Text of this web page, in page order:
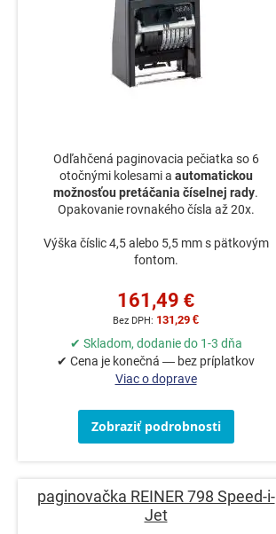
Odľahčená paginovacia pečiatka so 6
otočnými kolesami a automatickou
možnosťou pretáčania číselnej rady.
Opakovanie rovnakého čísla až 20x.
Výška číslic 4,5 alebo 5,5 mm s pätkovým
fontom.
161,49 €
131,29 €
✔ Skladom, dodanie do 1-3 dňa
✔ Cena je konečná — bez príplatkov
Viac o doprave
Zobraziť podrobnosti
paginovačka REINER 798 Speed-i-
Jet